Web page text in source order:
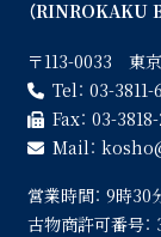
（RINROKAKU
〒113-0033 東
Tel： 03-3811-
Fax： 03-
Mail： kosho
営業時間： 9時30
古物商許可番号：